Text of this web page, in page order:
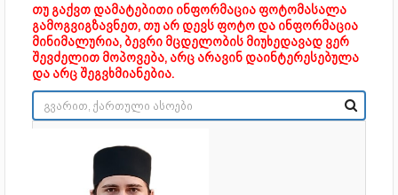
თუ გაქვთ დამატებითი ინფორმაცია ფოტომასალა
გამოგვიგზავნეთ, თუ არ დევს ფოტო და ინფორმაცია
მინიმალურია, ბევრი მცდელობის მიუხედავად ვერ
შევძელით მოპოვება, არც არავინ დაინტერესებულა
და არც შეგვხმიანებია.